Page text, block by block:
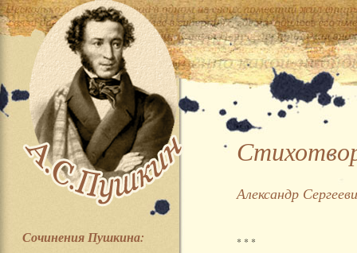
Сочинения Пушкина:
Александр
* * *